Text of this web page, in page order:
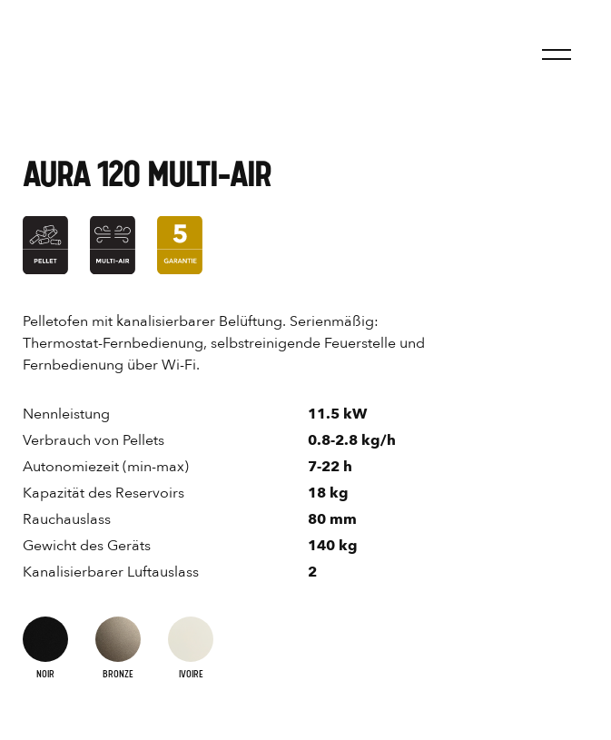
AURA 120 MULTI-AIR
Pelletofen mit kanalisierbarer Belüftung. Serienmäßig:
Thermostat-Fernbedienung, selbstreinigende Feuerstelle und
Fernbedienung über Wi-Fi.
Nennleistung
11.5 kW
Verbrauch von Pellets
0.8-2.8 kg/h
Autonomiezeit (min-max)
7-22 h
Kapazität des Reservoirs
18 kg
Rauchauslass
80 mm
Gewicht des Geräts
140 kg
Kanalisierbarer Luftauslass
2
NOIR BRONZE IVOIRE